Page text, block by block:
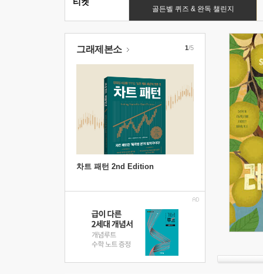
골든벨 퀴즈 & 완독 챌린지
그래제본소
차트 패턴 2nd Edition
1/5